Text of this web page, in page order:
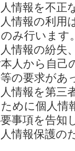
情報を不正
情報の利用
み行います
情報の紛失
人から自己
の要求があ
情報を第三
めに個人情
事項を告知
情報保護の